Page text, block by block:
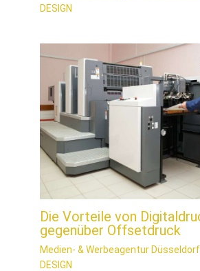
DESIGN
Die Vorteile von
gegenüber Offsetdruck
Medien- & Werbeagentur
DESIGN